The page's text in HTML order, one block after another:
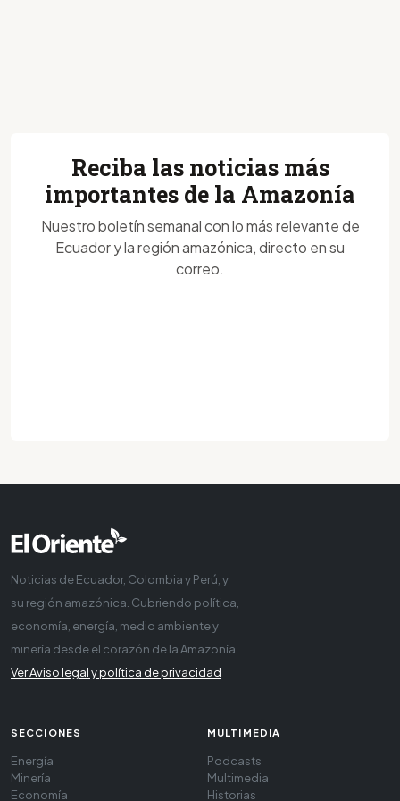
Reciba las noticias más
importantes de la Amazonía
Nuestro boletín semanal con lo más relevante de
Ecuador y la región amazónica, directo en su
correo.
Noticias de Ecuador, Colombia y Perú, y
su región amazónica. Cubriendo política,
economía, energía, medio ambiente y
minería desde el corazón de la Amazonía
Ver Aviso legal y política de privacidad
SECCIONES
Energía
Minería
Economía
MULTIMEDIA
Podcasts
Multimedia
Historias